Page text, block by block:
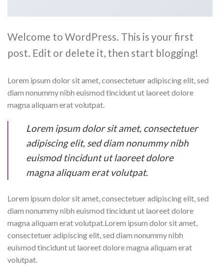
Welcome to WordPress. This is your first
post. Edit or delete it, then start blogging!
Lorem ipsum dolor sit amet, consectetuer adipiscing elit, sed
diam nonummy nibh euismod tincidunt ut laoreet dolore
magna aliquam erat volutpat.
Lorem ipsum dolor sit amet, consectetuer
adipiscing elit, sed diam nonummy nibh
euismod tincidunt ut laoreet dolore
magna aliquam erat volutpat.
Lorem ipsum dolor sit amet, consectetuer adipiscing elit, sed
diam nonummy nibh euismod tincidunt ut laoreet dolore
magna aliquam erat volutpat.Lorem ipsum dolor sit amet,
consectetuer adipiscing elit, sed diam nonummy nibh
euismod tincidunt ut laoreet dolore magna aliquam erat
volutpat.